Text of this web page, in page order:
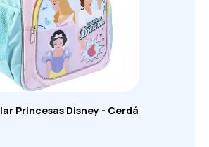
Princesas Disney - Cerdá